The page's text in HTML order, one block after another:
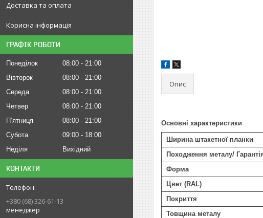
Доставка та оплата
Корисна інформація
ГРАФІК РОБОТИ
Понеділок 08:00
21:00
Вівторок
08:00
21:00
Середа
08:00
21:00
Четвер
08:00
21:00
Пʼятниця
08:00
21:00
Субота
09:00
18:00
Неділя
Вихідний
КОНТАКТИ
+380 (68) 326-61-13
менеджер
Опис
Основні характеристики
Ширина штакетної планки
Походження металу/
Форма
Цвет (RAL)
Покриття
Товщина металу